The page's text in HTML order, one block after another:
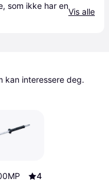
, som ikke har en
Vis alle
4